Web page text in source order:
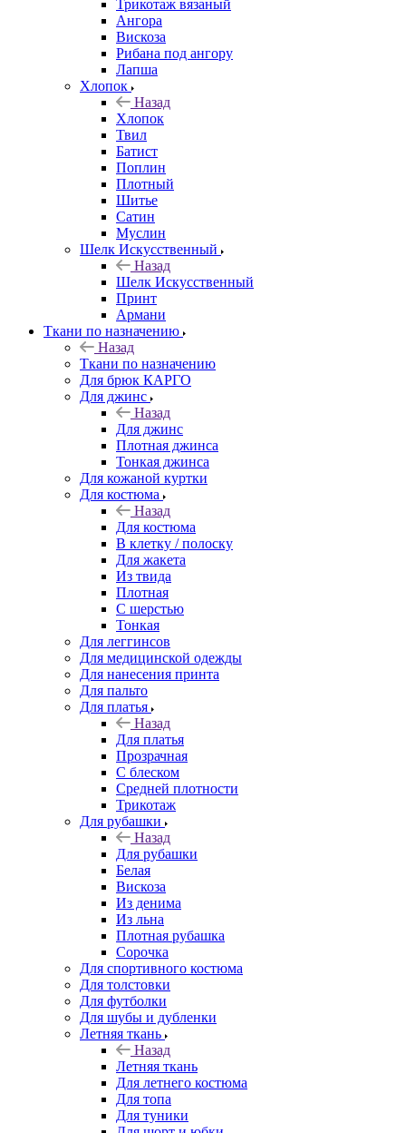
Трикотаж вязаный
Ангора
Вискоза
Рибана под ангору
Лапша
Хлопок
Назад
Хлопок
Твил
Батист
Поплин
Плотный
Шитье
Сатин
Муслин
Шелк Искусственный
Назад
Шелк Искусственный
Принт
Армани
Ткани по назначению
Назад
Ткани по назначению
Для брюк КАРГО
Для джинс
Назад
Для джинс
Плотная джинса
Тонкая джинса
Для кожаной куртки
Для костюма
Назад
Для костюма
В клетку / полоску
Для жакета
Из твида
Плотная
С шерстью
Тонкая
Для леггинсов
Для медицинской одежды
Для нанесения принта
Для пальто
Для платья
Назад
Для платья
Прозрачная
С блеском
Средней плотности
Трикотаж
Для рубашки
Назад
Для рубашки
Белая
Вискоза
Из денима
Из льна
Плотная рубашка
Сорочка
Для спортивного костюма
Для толстовки
Для футболки
Для шубы и дубленки
Летняя ткань
Назад
Летняя ткань
Для летнего костюма
Для топа
Для туники